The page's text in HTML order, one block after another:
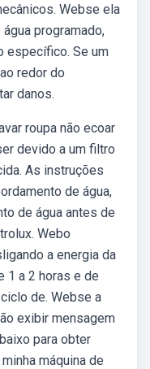
Webse ela
programado,
específico. Se um
redor do
danos.
roupa não ecoar
devido a um filtro
As instruções
de água,
de água antes de
Webo
a energia da
1 a 2 horas e de
de. Webse a
exibir mensagem
para obter
máquina de